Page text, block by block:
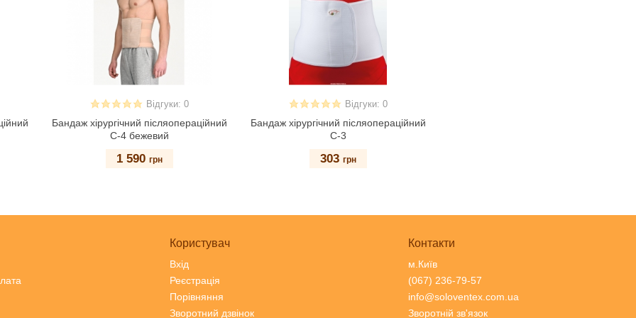
Відгуки: 0
Бандаж хірургічний післяопераційний
С-4 бежевий
1 590 грн
Відгуки: 0
Бандаж хірургічний післяопераційний
С-3
303 грн
Користувач
Вхід
Реєстрація
Порівняння
Зворотний дзвінок
Контакти
м.Київ
(067) 236-79-57
info@soloventex.com.ua
Зворотній зв'язок